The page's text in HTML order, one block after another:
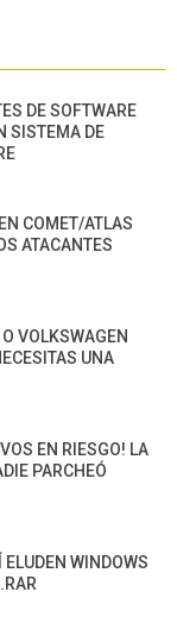
DE SOFTWARE
SISTEMA DE
COMET/ATLAS
ATACANTES
VOLKSWAGEN
UNA
EN RIESGO! LA
PARCHEÓ
WINDOWS